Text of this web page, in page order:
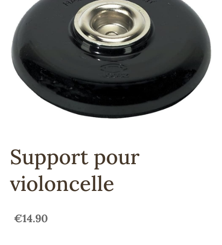
Support pour
violoncelle
€14.90